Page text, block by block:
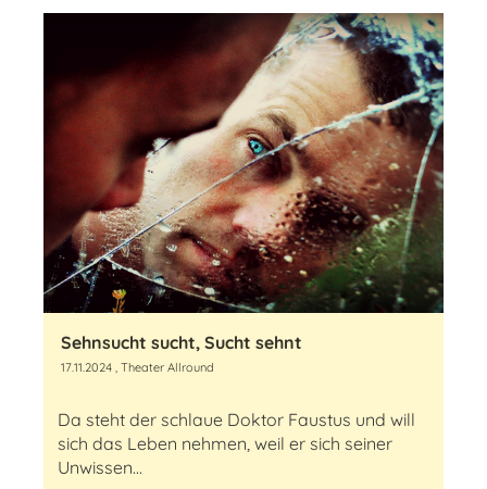
Sehnsucht sucht, Sucht sehnt
17.11.2024 , Theater Allround
Da steht der schlaue Doktor Faustus und will
sich das Leben nehmen, weil er sich seiner
Unwissen...